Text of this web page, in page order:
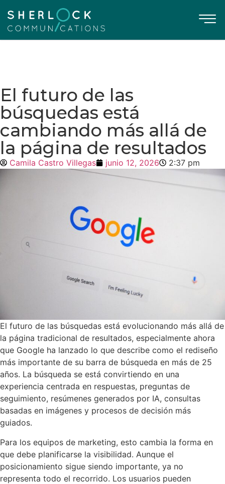
El futuro de las
búsquedas está
cambiando más allá de
la página de resultados
Camila Castro Villegas junio 12, 2026 2:37 pm
El futuro de las búsquedas está evolucionando más allá de
la página tradicional de resultados, especialmente ahora
que Google ha lanzado lo que describe como el rediseño
más importante de su barra de búsqueda en más de 25
años. La búsqueda se está convirtiendo en una
experiencia centrada en respuestas, preguntas de
seguimiento, resúmenes generados por IA, consultas
basadas en imágenes y procesos de decisión más
guiados.
Para los equipos de marketing, esto cambia la forma en
que debe planificarse la visibilidad. Aunque el
posicionamiento sigue siendo importante, ya no
representa todo el recorrido. Los usuarios pueden